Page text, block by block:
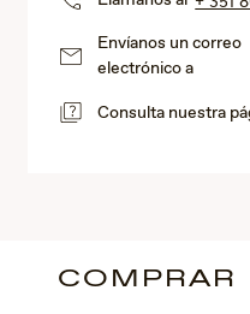
Envíanos un correo
electrónico a
Consulta nuestra
COMPRAR